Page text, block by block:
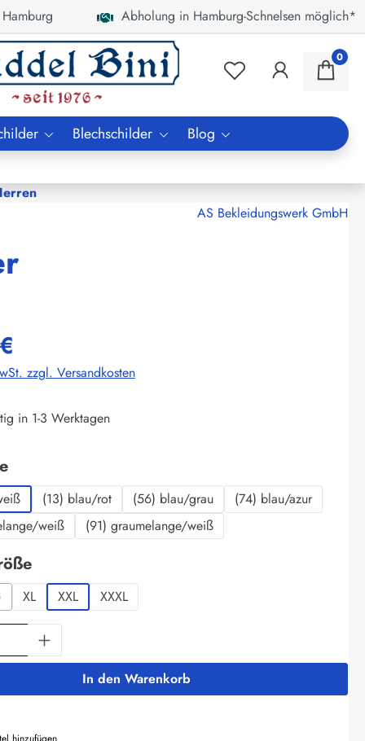
Abholung in Hamburg-Schnelsen möglich*
0
Blechschilder Blog
AS Bekleidungswerk GmbH
zzgl. Versandkosten
in 1-3 Werktagen
auswählen
(13) blau/rot (56) blau/grau
(74) blau/azur
weiß
(91) graumelange/weiß
auswählen
ist zurzeit nicht verfügbar.)
Option ist zurzeit nicht verfügbar.)
XL XXL XXXL
Gib den gewünschten Wert ein
In den Warenkorb